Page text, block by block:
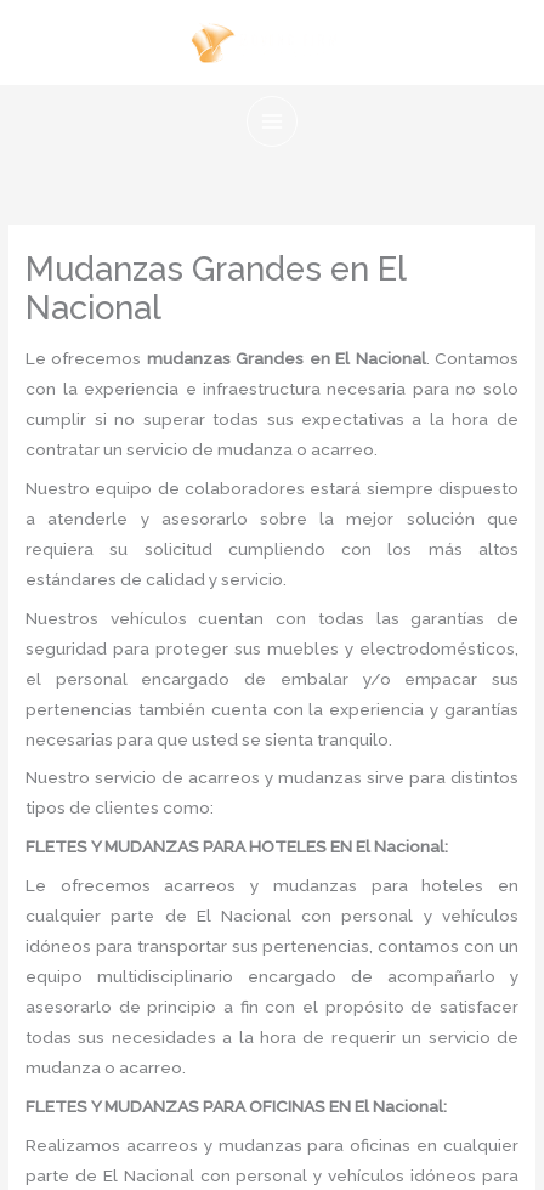
Mudanzas Grandes en El
Nacional
Le ofrecemos mudanzas Grandes en El Nacional. Contamos
con la experiencia e infraestructura necesaria para no solo
cumplir si no superar todas sus expectativas a la hora de
contratar un servicio de mudanza o acarreo.
Nuestro equipo de colaboradores estará siempre dispuesto
a atenderle y asesorarlo sobre la mejor solución que
requiera su solicitud cumpliendo con los más altos
estándares de calidad y servicio.
Nuestros vehículos cuentan con todas las garantías de
seguridad para proteger sus muebles y electrodomésticos,
el personal encargado de embalar y/o empacar sus
pertenencias también cuenta con la experiencia y garantías
necesarias para que usted se sienta tranquilo.
Nuestro servicio de acarreos y mudanzas sirve para distintos
tipos de clientes como:
FLETES Y MUDANZAS PARA HOTELES EN El Nacional:
Le ofrecemos acarreos y mudanzas para hoteles en
cualquier parte de El Nacional con personal y vehículos
idóneos para transportar sus pertenencias, contamos con un
equipo multidisciplinario encargado de acompañarlo y
asesorarlo de principio a fin con el propósito de satisfacer
todas sus necesidades a la hora de requerir un servicio de
mudanza o acarreo.
FLETES Y MUDANZAS PARA OFICINAS EN El Nacional:
Realizamos acarreos y mudanzas para oficinas en cualquier
parte de El Nacional con personal y vehículos idóneos para